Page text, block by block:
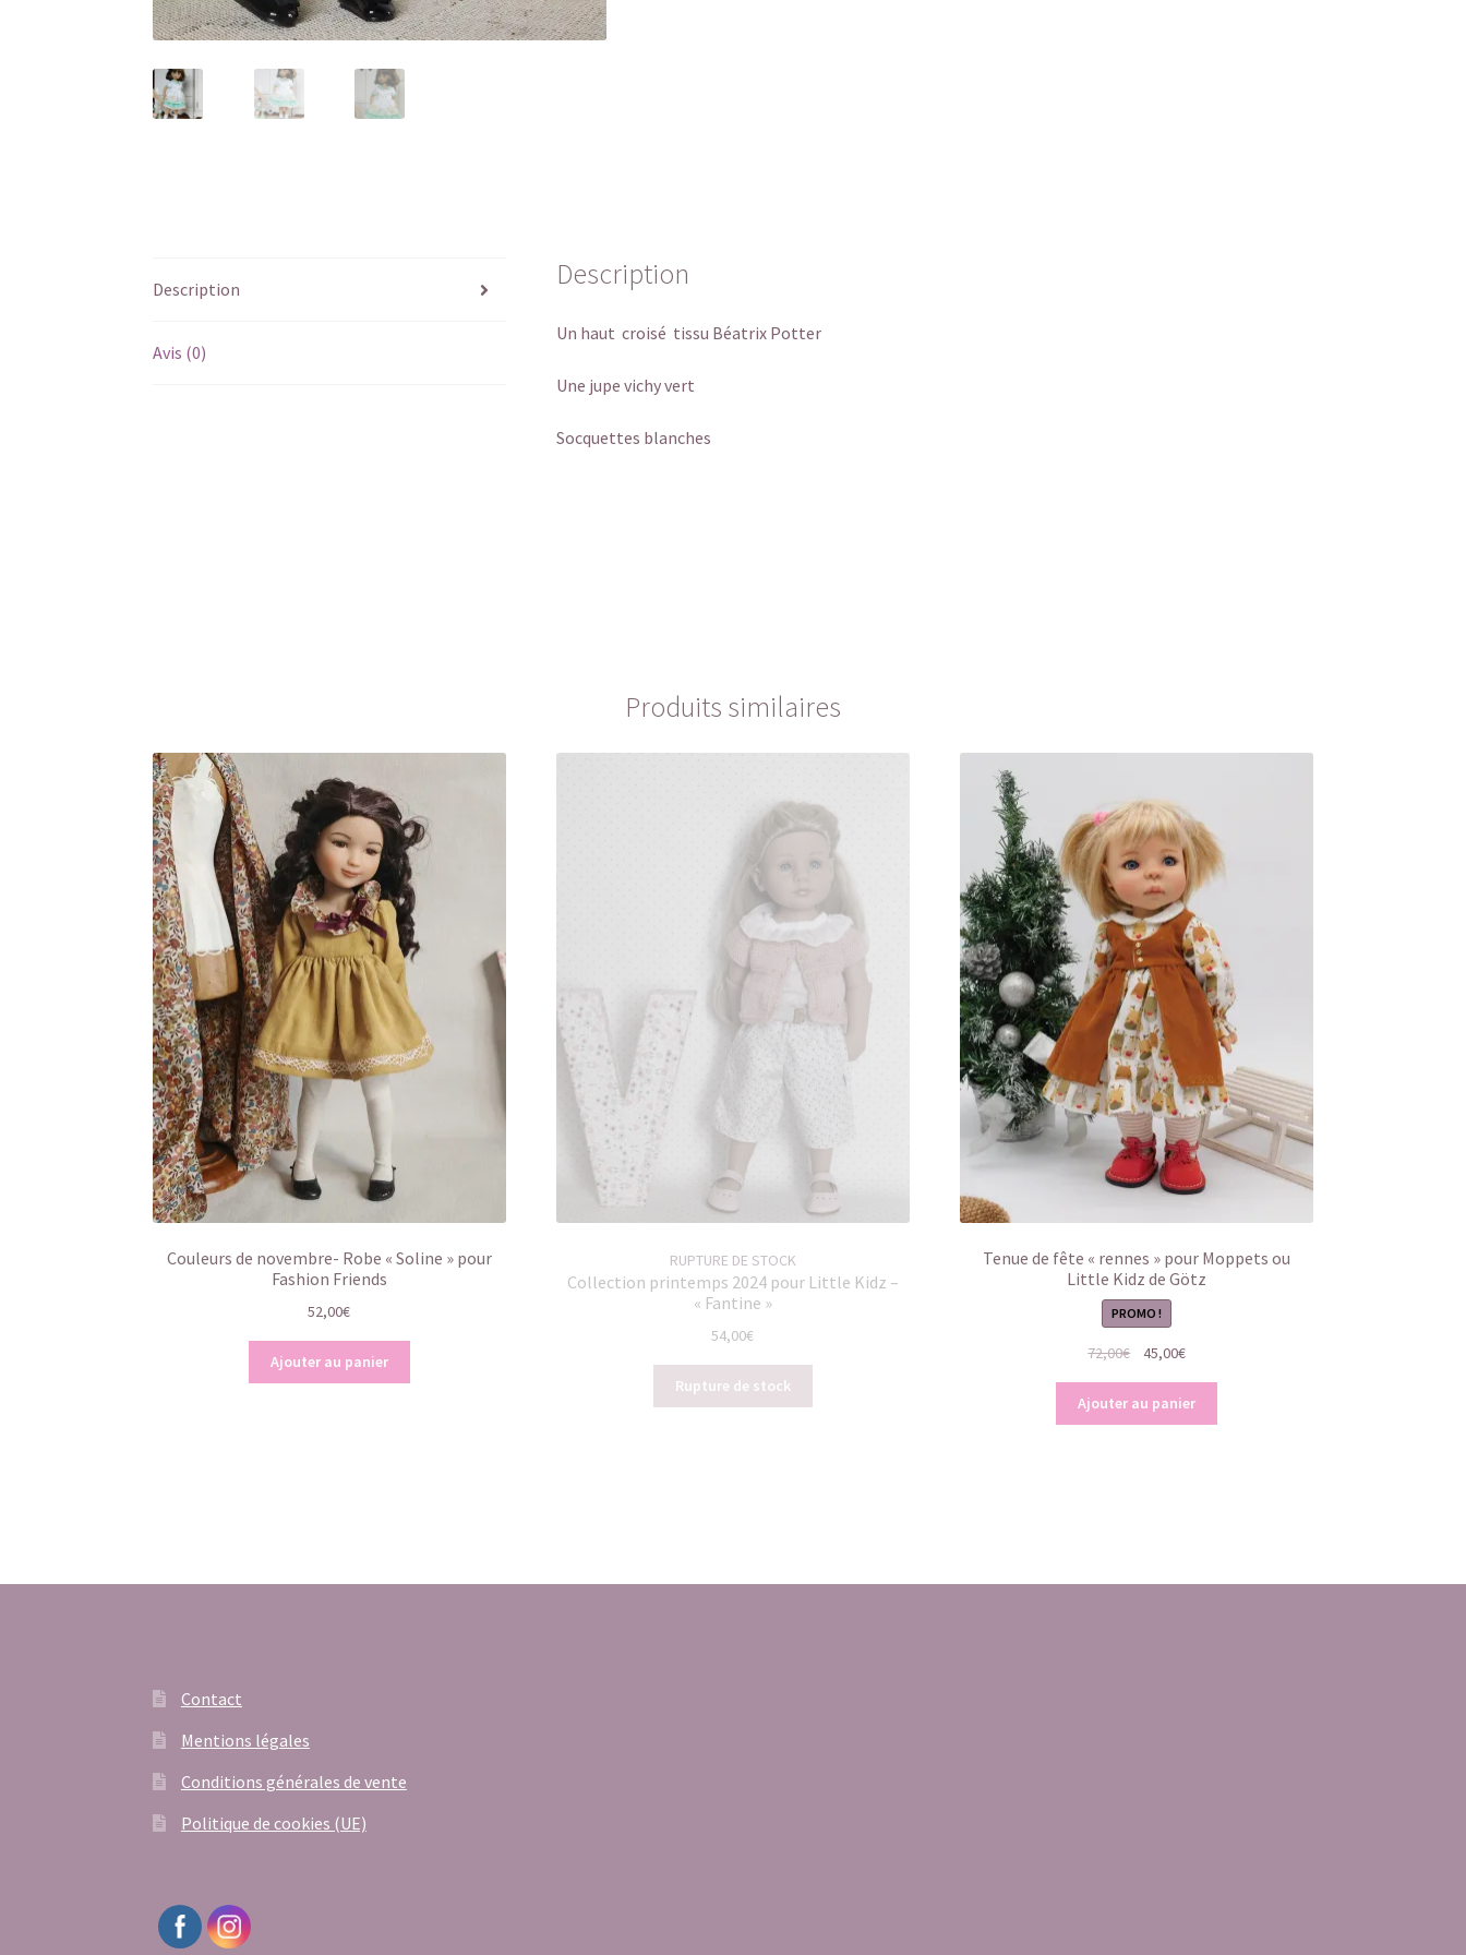
Description
Avis (0)
Description
Un haut croisé tissu Béatrix Potter
Une jupe vichy vert
Socquettes blanches
Produits similaires
Couleurs de novembre- Robe « Soline » pour
Fashion Friends
52,00€
Ajouter au panier
RUPTURE DE STOCK
Collection printemps 2024 pour Little Kidz –
« Fantine »
54,00€
Rupture de stock
Tenue de fête « rennes » pour Moppets ou
Little Kidz de Götz
PROMO !
72,00€
Le
initial
était :
45,00€Le
actuel
est :
Ajouter au panier
Contact
Mentions légales
Conditions générales de vente
Politique de cookies (UE)